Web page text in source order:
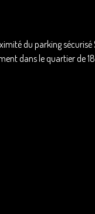
du parking
gratuitement